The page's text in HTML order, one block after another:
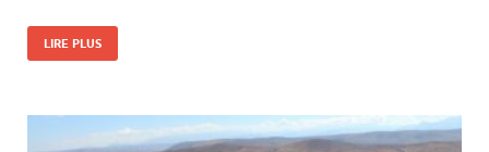
LIRE PLUS